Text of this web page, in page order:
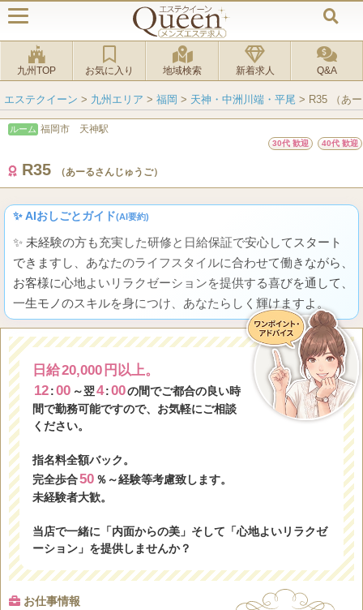
九州TOP お気に入り 地域検索 新着求人 Q&A
エステクイーン > 九州エリア > 福岡 > 天神・中洲川端・平尾 > R35 （あ
ルーム 福岡市 天神駅
30代 歓迎 40代 歓迎
R35 （あーるさんじゅうご）
✨ AIおしごとガイド(AI要約)
✨ 未経験の方も充実した研修と日給保証で安心してスタート
できますし、あなたのライフスタイルに合わせて働きながら、
お客様に心地よいリラクゼーションを提供する喜びを通して、
一生モノのスキルを身につけ、あなたらしく輝けますよ。
日給20,000 円以上。
12 :00 ～翌4 :00の間でご都合の良い時
間で勤務可能ですので、お気軽にご相談
ください。
指名料全額バック。
完全歩合50 ％～経験等考慮致します。
未経験者大歓。
当店で一緒に「内面からの美」そして「心地よいリラクゼ
ーション」を提供しませんか？
お仕事情報